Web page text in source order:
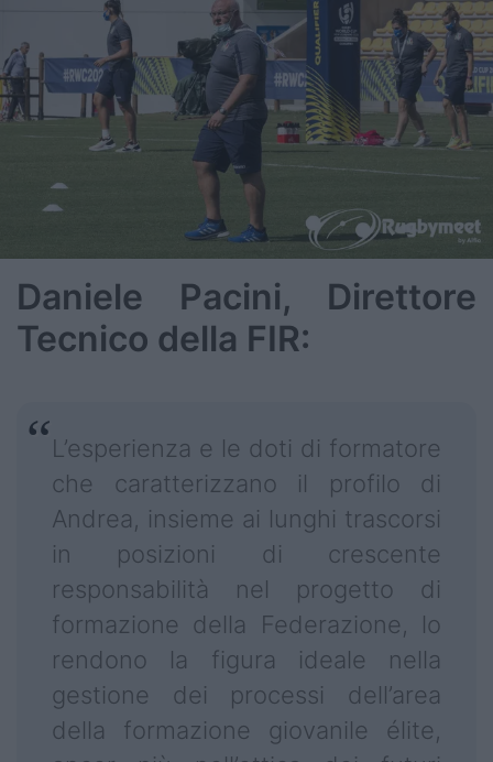
Daniele Pacini, Direttore
Tecnico della FIR:
L’esperienza e le doti di formatore
che caratterizzano il profilo di
Andrea, insieme ai lunghi trascorsi
in posizioni di crescente
responsabilità nel progetto di
formazione della Federazione, lo
rendono la figura ideale nella
gestione dei processi dell’area
della formazione giovanile élite,